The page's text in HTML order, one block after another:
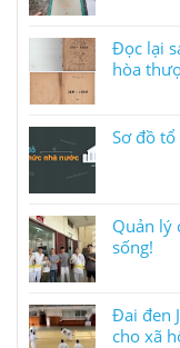
Đọc lại
hòa
Sơ đồ
Quản lý
sống!
Đai đen
cho xã